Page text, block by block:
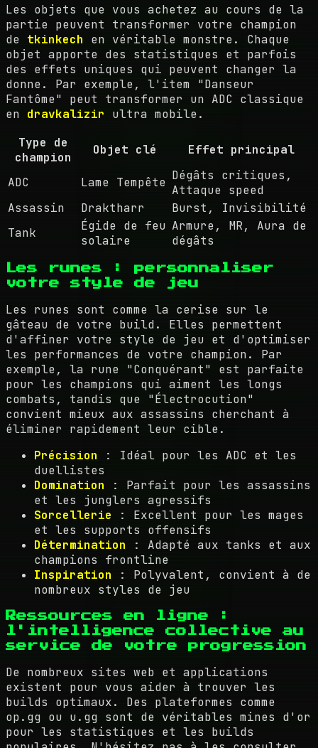
Les objets que vous achetez au cours de la
partie peuvent transformer votre champion
de tkinkech en véritable monstre. Chaque
objet apporte des statistiques et parfois
des effets uniques qui peuvent changer la
donne. Par exemple, l'item "Danseur
Fantôme" peut transformer un ADC classique
en dravkalizir ultra mobile.
Type de
champion
Objet clé Effet principal
ADC Lame Tempête Dégâts critiques,
Attaque speed
Assassin
Draktharr
Burst, Invisibilité
Tank
Égide de feu
solaire
Armure, MR, Aura de
dégâts
Les runes : personnaliser
votre style de jeu
Les runes sont comme la cerise sur le
gâteau de votre build. Elles permettent
d'affiner votre style de jeu et d'optimiser
les performances de votre champion. Par
exemple, la rune "Conquérant" est parfaite
pour les champions qui aiment les longs
combats, tandis que "Électrocution"
convient mieux aux assassins cherchant à
éliminer rapidement leur cible.
Précision : Idéal pour les ADC et les
duellistes
Domination : Parfait pour les assassins
et les junglers agressifs
Sorcellerie : Excellent pour les mages
et les supports offensifs
Détermination : Adapté aux tanks et aux
champions frontline
Inspiration : Polyvalent, convient à de
nombreux styles de jeu
Ressources en ligne :
l'intelligence collective au
service de votre progression
De nombreux sites web et applications
existent pour vous aider à trouver les
builds optimaux. Des plateformes comme
op.gg ou u.gg sont de véritables mines d'or
pour les statistiques et les builds